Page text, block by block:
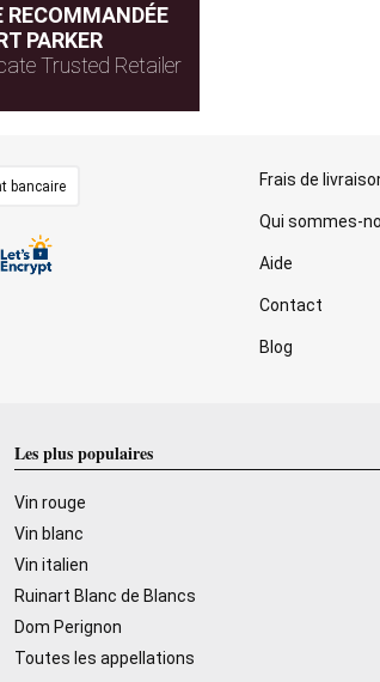
RECOMMANDÉE
PARKER
Trusted Retailer
bancaire Frais de
Qui sommes-
Aide
Contact
Blog
Les plus populaires
Vin rouge
Vin blanc
Vin italien
Ruinart Blanc de Blancs
Dom Perignon
Toutes les appellations